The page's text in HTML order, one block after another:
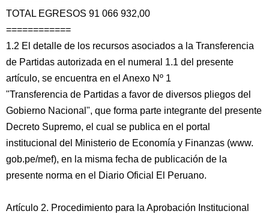
TOTAL EGRESOS 91 066 932,00
============
1.2 El detalle de los recursos asociados a la Transferencia
de Partidas autorizada en el numeral 1.1 del presente
artículo, se encuentra en el Anexo Nº 1
"Transferencia de Partidas a favor de diversos pliegos del
Gobierno Nacional", que forma parte integrante del presente
Decreto Supremo, el cual se publica en el portal
institucional del Ministerio de Economía y Finanzas (www.
gob.pe/mef), en la misma fecha de publicación de la
presente norma en el Diario Oficial El Peruano.
Artículo 2. Procedimiento para la Aprobación Institucional